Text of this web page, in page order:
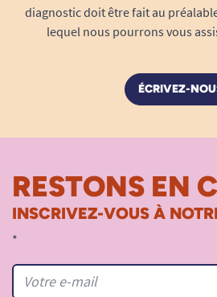
diagnostic doit être fait au
lequel nous pourrons vous
ÉCRIVEZ-
RESTONS EN
INSCRIVEZ-VOUS À
*